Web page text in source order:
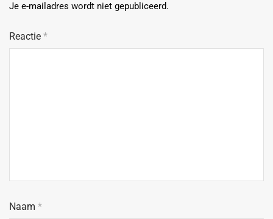
Je e-mailadres wordt niet gepubliceerd.
Reactie *
Naam *